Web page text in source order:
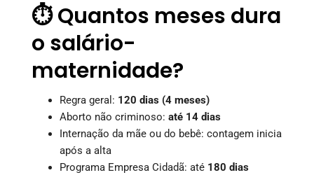
⏱️ Quantos meses dura
o salário-
maternidade?
Regra geral: 120 dias (4 meses)
Aborto não criminoso: até 14 dias
Internação da mãe ou do bebê: contagem inicia
após a alta
Programa Empresa Cidadã: até 180 dias